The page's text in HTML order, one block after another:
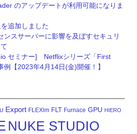
のアップデートが利用可能になりま
追加しました
ンスサーバーに影響を及ぼすセキュリ
セミナー] Netflixシリーズ「First
例【2023年4月14日(金)開催！】
Export FLEXlm FLT Furnace GPU HIERO
NUKE STUDIO